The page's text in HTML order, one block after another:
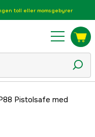
toll eller momsgebyrer
Pistolsafe med